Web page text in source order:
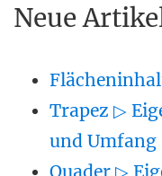
Neue
Trapez ▷
und Umfang
Quader ▷